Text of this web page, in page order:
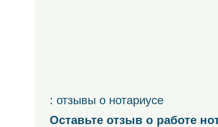
: отзывы о нотариусе
Оставьте отзыв о работе